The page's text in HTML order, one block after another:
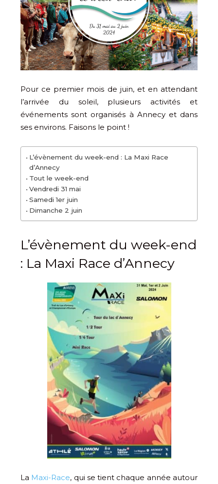
Pour ce premier mois de juin, et en attendant
l’arrivée du soleil, plusieurs activités et
événements sont organisés à Annecy et dans
ses environs. Faisons le point !
L’évènement du week-end : La Maxi Race
d’Annecy
Tout le week-end
Vendredi 31 mai
Samedi 1er juin
Dimanche 2 juin
L’évènement du week-end
: La Maxi Race d’Annecy
La Maxi-Race, qui se tient chaque année autour